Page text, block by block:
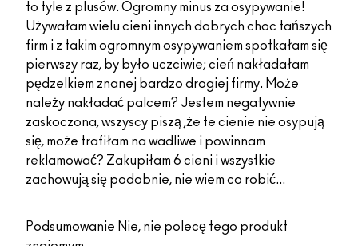
to tyle z plusów. Ogromny minus za osypywanie!
Używałam wielu cieni innych dobrych choc tańszych
firm i z takim ogromnym osypywaniem spotkałam się
pierwszy raz, by było uczciwie; cień nakładałam
pędzelkiem znanej bardzo drogiej firmy. Może
należy nakładać palcem? Jestem negatywnie
zaskoczona, wszyscy piszą ,że te cienie nie osypują
się, może trafiłam na wadliwe i powinnam
reklamować? Zakupiłam 6 cieni i wszystkie
zachowują się podobnie, nie wiem co robić...
Podsumowanie Nie, nie polecę tego produkt